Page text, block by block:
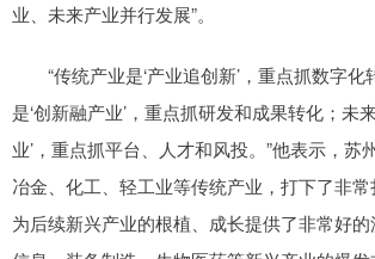
业、未来产业并行发展”。
“传统产业是‘产业追创新’，重点抓数字化
是‘创新融产业’，重点抓研发和成果转化；未
业’，重点抓平台、人才和风投。”他表示，苏
冶金、化工、轻工业等传统产业，打下了非常
为后续新兴产业的根植、成长提供了非常好